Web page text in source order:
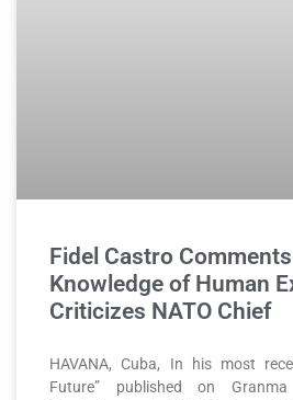
Fidel Castro
Knowledge of Human
Criticizes NATO Chief
HAVANA, Cuba, In his most
Future” published on